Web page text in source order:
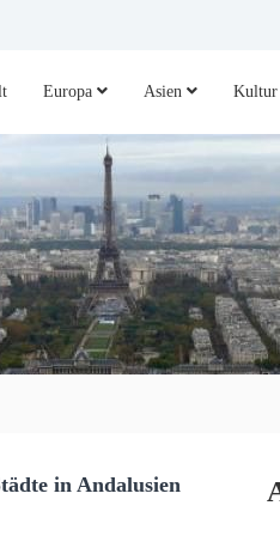
Europa Asien Kultur
in Andalusien